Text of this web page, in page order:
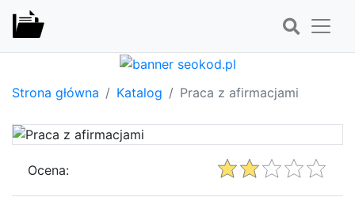
Strona główna Katalog Praca z afirmacjami
Ocena: